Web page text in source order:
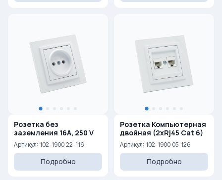
Розетка без
заземления 16A, 250 V
Артикул: 102-1900 22-116
Подробно
Розетка Компьютерная
двойная (2xRj45 Cat 6)
Артикул: 102-1900 05-126
Подробно